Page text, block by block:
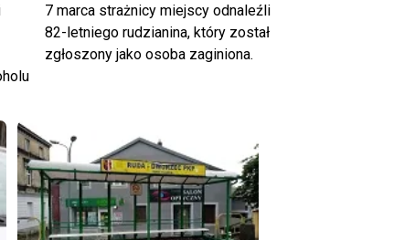
7 marca strażnicy miejscy odnaleźli
82-letniego rudzianina, który został
zgłoszony jako osoba zaginiona.